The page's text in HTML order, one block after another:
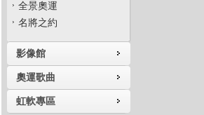
全景奧運
名將之約
影像館
奧運歌曲
虹軟專區